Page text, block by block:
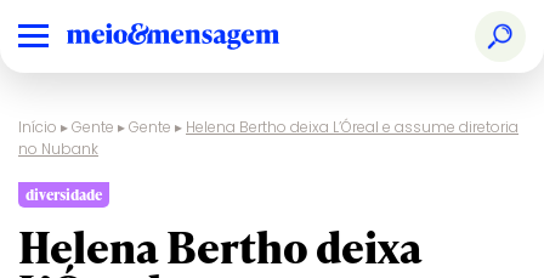
Início ▸Gente ▸Gente ▸ Helena Bertho deixa L’Óreal e assume diretoria
no Nubank
diversidade
Helena Bertho deixa